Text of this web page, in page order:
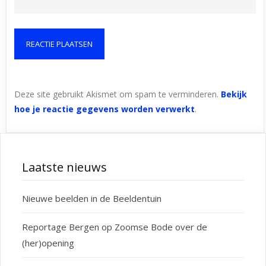
Deze site gebruikt Akismet om spam te verminderen. Bekijk
hoe je reactie gegevens worden verwerkt.
Laatste nieuws
Nieuwe beelden in de Beeldentuin
Reportage Bergen op Zoomse Bode over de
(her)opening